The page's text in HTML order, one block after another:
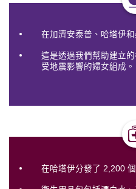
在加濟安泰普、哈塔伊
這是透過我們幫助建立
受地震影響的婦女組成。
在哈塔伊分發了 2,200